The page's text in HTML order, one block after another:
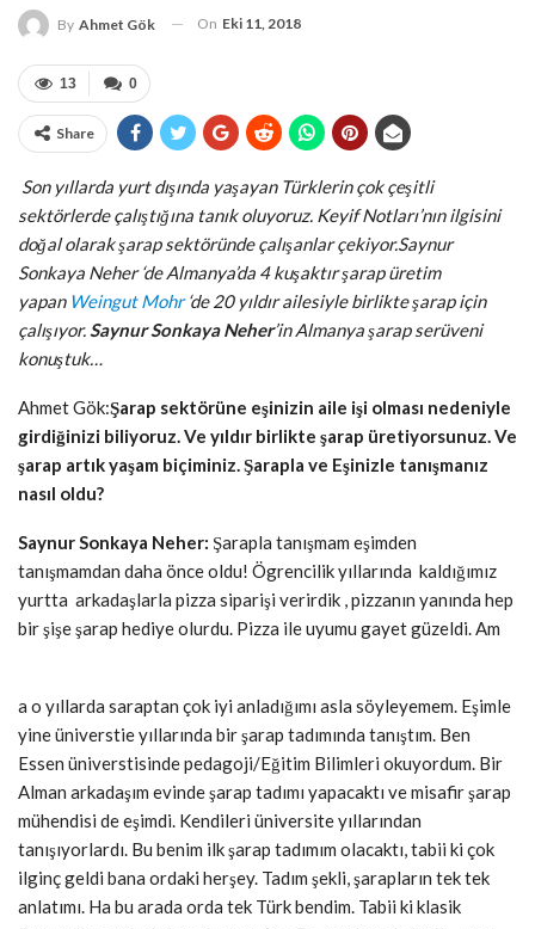
By Ahmet Gök On Eki 11, 2018
0
13
Share
Son yıllarda yurt dışında yaşayan Türklerin çok çeşitli
sektörlerde çalıştığına tanık oluyoruz. Keyif Notları’nın ilgisini
doğal olarak şarap sektöründe çalışanlar çekiyor.Saynur
Sonkaya Neher ‘de Almanya’da 4 kuşaktır şarap üretim
yapan Weingut Mohr‘de 20 yıldır ailesiyle birlikte şarap için
çalışıyor.Saynur Sonkaya Neher’in Almanya şarap serüveni
konuştuk…
Ahmet Gök:Şarap sektörüne eşinizin aile işi olması nedeniyle
girdiğinizi biliyoruz. Ve yıldır birlikte şarap üretiyorsunuz. Ve
şarap artık yaşam biçiminiz. Şarapla ve Eşinizle tanışmanız
nasıl oldu?
Saynur Sonkaya Neher: Şarapla tanışmam eşimden
tanışmamdan daha önce oldu! Ögrencilik yıllarında kaldığımız
yurtta arkadaşlarla pizza siparişi verirdik , pizzanın yanında hep
bir şişe şarap hediye olurdu. Pizza ile uyumu gayet güzeldi. Am
a o yıllarda saraptan çok iyi anladığımı asla söyleyemem. Eşimle
yine üniverstie yıllarında bir şarap tadımında tanıştım. Ben
Essen üniverstisinde pedagoji/Eğitim Bilimleri okuyordum. Bir
Alman arkadaşım evinde şarap tadımı yapacaktı ve misafir şarap
mühendisi de eşimdi. Kendileri üniversite yıllarından
tanışıyorlardı. Bu benim ilk şarap tadımım olacaktı, tabii ki çok
ilginç geldi bana ordaki herşey. Tadım şekli, şarapların tek tek
anlatımı. Ha bu arada orda tek Türk bendim. Tabii ki klasik